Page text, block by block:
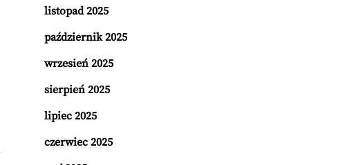
listopad 2025
październik 2025
wrzesień 2025
sierpień 2025
lipiec 2025
czerwiec 2025